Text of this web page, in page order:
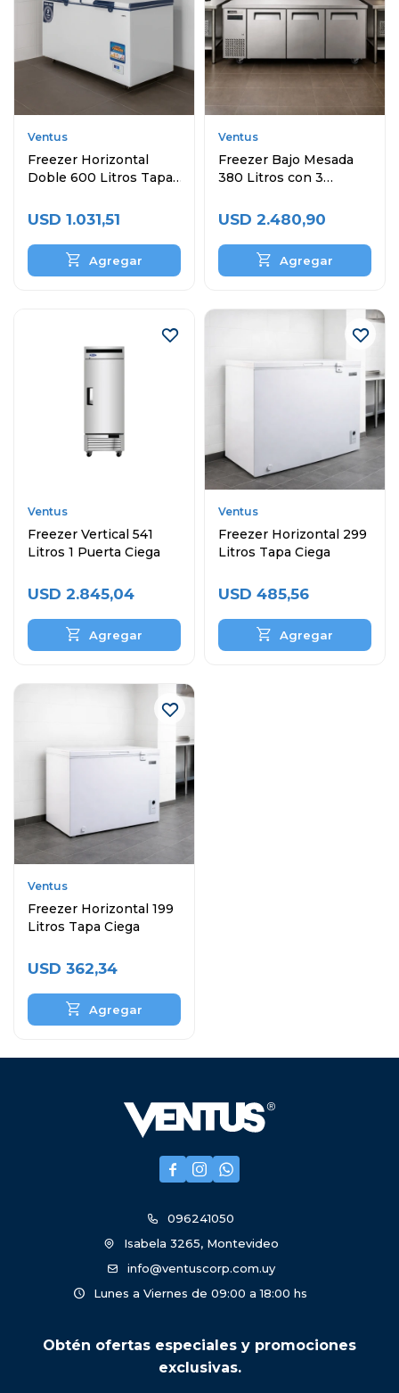
Ventus
Freezer Horizontal
Doble 600 Litros Tapa
USD 1.031,51
Ventus
Freezer Bajo Mesada
380 Litros con 3
USD 2.480,90
Ventus
Freezer Vertical 541
Litros 1 Puerta Ciega
USD 2.845,04
Ventus
Freezer Horizontal 299
Litros Tapa Ciega
USD 485,56
Ventus
Freezer Horizontal 199
Litros Tapa Ciega
USD 362,34
  
096241050
Isabela 3265, Montevideo
info@ventuscorp.com.uy
Lunes a Viernes de 09:00 a 18:00 hs
Obtén ofertas especiales y promociones
exclusivas.